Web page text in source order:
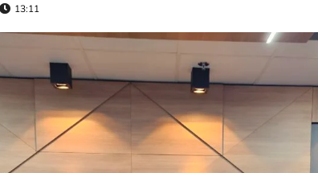
13:11